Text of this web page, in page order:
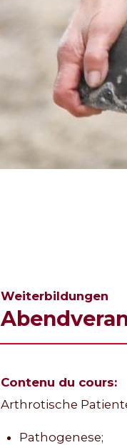
Weiterbildungen
Contenu du cours:
Arthrotische
Pathogenese;